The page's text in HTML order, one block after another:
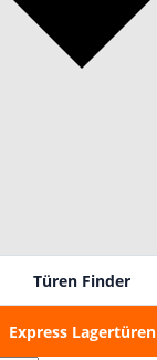
Türen Finder
Express Lagertüren